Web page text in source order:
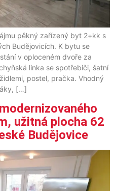
pěkný zařízený byt 2+kk s
Budějovicích. K bytu se
v oploceném dvoře za
linka se spotřebiči, šatní
postel, pračka. Vhodný
[…]
užitná plocha 62
Budějovice